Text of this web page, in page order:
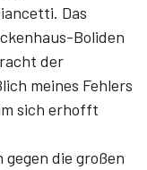
Das
Boliden
der
meines Fehlers
sich erhofft
die großen